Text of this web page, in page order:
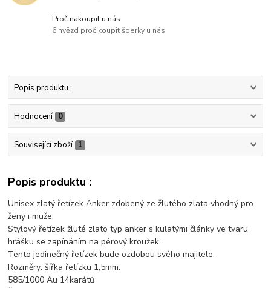
Proč nakoupit u nás
6 hvězd proč koupit šperky u nás
Popis produktu :
Hodnocení 0
Související zboží 1
Popis produktu :
Unisex zlatý řetízek Anker zdobený ze žlutého zlata vhodný pro
ženy i muže.
Stylový řetízek žluté zlato typ anker s kulatými články ve tvaru
hrášku se zapínáním na pérový kroužek.
Tento jedinečný řetízek bude ozdobou svého majitele.
Rozměry: šířka řetízku 1,5mm.
585/1000 Au 14karátů